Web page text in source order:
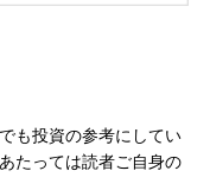
も投資の参考にしてい
たっては読者ご自身の